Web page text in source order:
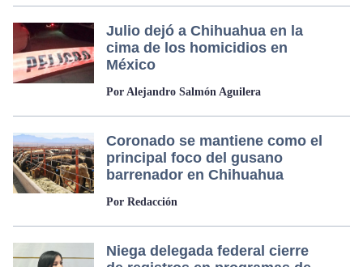
Julio dejó a Chihuahua en la
cima de los homicidios en
México
Por Alejandro Salmón Aguilera
Coronado se mantiene como el
principal foco del gusano
barrenador en Chihuahua
Por Redacción
Niega delegada federal cierre